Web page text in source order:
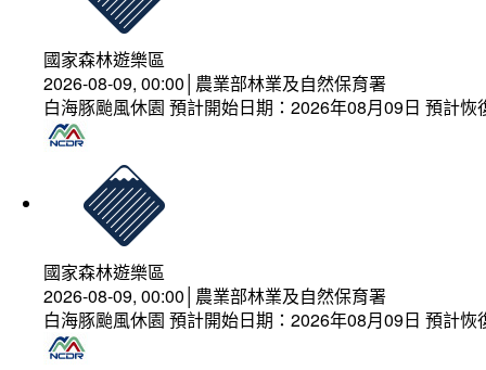
國家森林遊樂區
2026-08-09, 00:00│農業部林業及自然保育署
白海豚颱風休園 預計開始日期：2026年08月09日 預計
國家森林遊樂區
2026-08-09, 00:00│農業部林業及自然保育署
白海豚颱風休園 預計開始日期：2026年08月09日 預計